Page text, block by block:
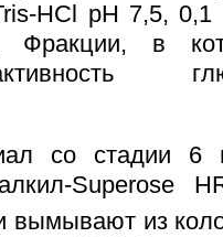
HCl pH 7,5,
в
со стадии 6
Superose
вымывают из